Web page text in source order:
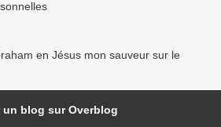
en Jésus mon sauveur sur le
un blog sur Overblog